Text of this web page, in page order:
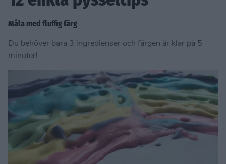
Måla med fluffig färg
Du behöver bara 3 ingredienser och färgen är klar på 5
minuter!